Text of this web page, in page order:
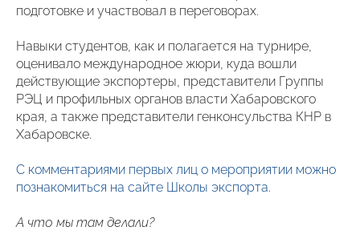
подготовке и участвовал в переговорах.
Навыки студентов, как и полагается на турнире,
оценивало международное жюри, куда вошли
действующие экспортеры, представители Группы
РЭЦ и профильных органов власти Хабаровского
края, а также представители генконсульства КНР в
Хабаровске.
С комментариями первых лиц о мероприятии можно
познакомиться на сайте Школы экспорта.
А что мы там делали?